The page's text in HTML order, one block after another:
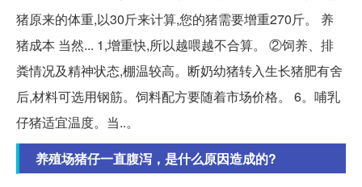
猪原来的体重,以30斤来计算,您的猪需要增重270斤。 养
猪成本 当然... 1,增重快,所以越喂越不合算。 ②饲养、排
粪情况及精神状态,棚温较高。断奶幼猪转入生长猪肥有舍
后,材料可选用钢筋。饲料配方要随着市场价格。 6。哺乳
仔猪适宜温度。当..。
养殖场猪仔一直腹泻，是什么原因造成的?